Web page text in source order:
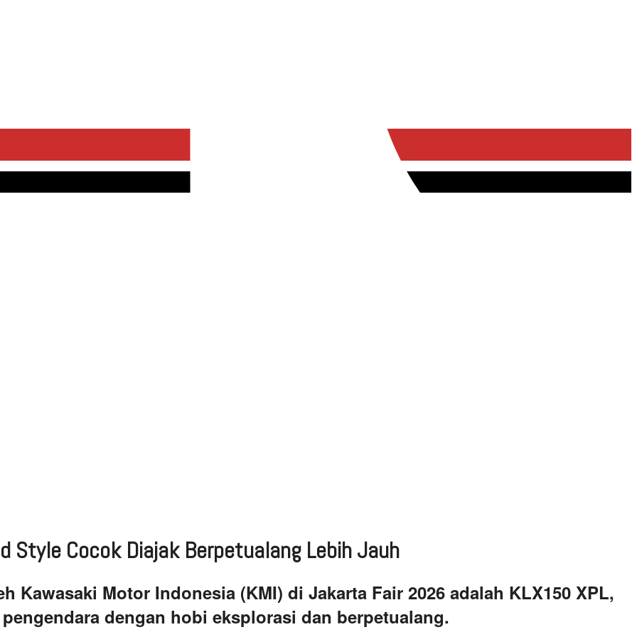
Style Cocok Diajak Berpetualang Lebih Jauh
Kawasaki Motor Indonesia (KMI) di Jakarta Fair 2026 adalah KLX150 XPL,
dengan hobi eksplorasi dan berpetualang.